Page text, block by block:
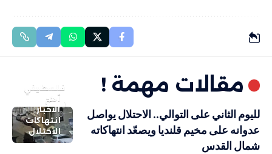
مقالات مهمة !
فلسطيني
أهم
الاخبار
انتهاكات
الاحتلال
لليوم الثاني على التوالي.. الاحتلال يواصل
عدوانه على مخيم قلنديا ويصعّد انتهاكاته
شمال القدس